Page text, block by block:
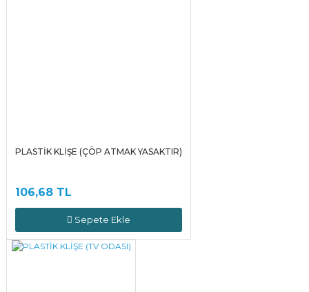
PLASTİK KLİŞE (ÇÖP ATMAK YASAKTIR)
106,68 TL
Sepete Ekle